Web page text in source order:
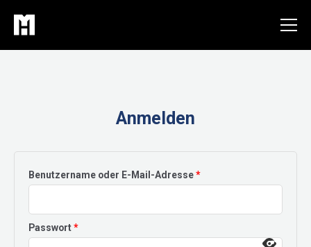
Inhalt
springen
Anmelden
Benutzername oder E-Mail-Adresse*Erforderlich
Passwort*Erforderlich